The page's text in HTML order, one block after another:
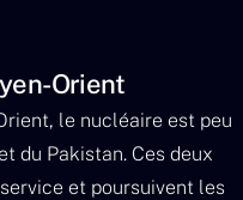
Orient
le nucléaire est peu
du Pakistan. Ces deux
et poursuivent les